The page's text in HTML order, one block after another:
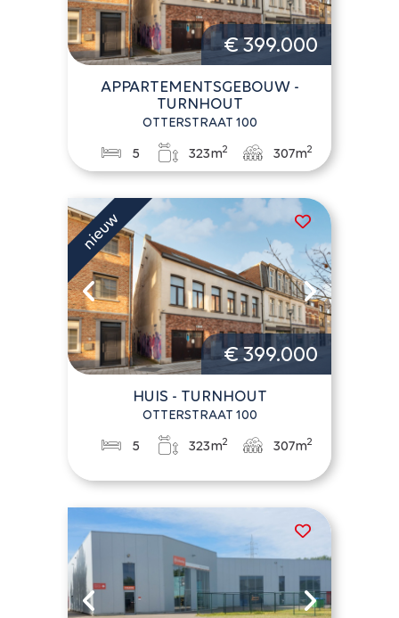
€ 399.000
APPARTEMENTSGEBOUW -
TURNHOUT
OTTERSTRAAT 100
5 323m2 307m2
€ 399.000
HUIS - TURNHOUT
OTTERSTRAAT 100
5 323m2 307m2